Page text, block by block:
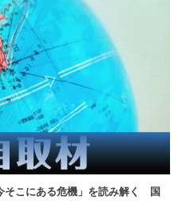
そこにある危機」を読み解く 国